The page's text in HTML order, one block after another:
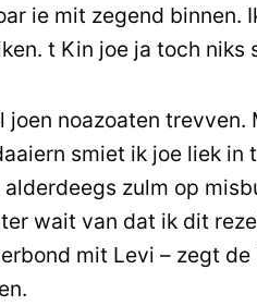
ie mit zegend binnen.
t Kin joe ja toch niks
joen noazoaten trevven.
smiet ik joe liek in
alderdeegs zulm op
wait van dat ik dit
mit Levi – zegt de